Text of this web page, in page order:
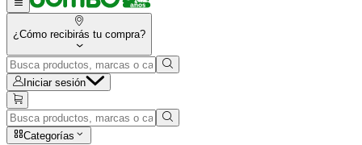
¿Cómo recibirás tu compra?
Iniciar sesión
Categorías